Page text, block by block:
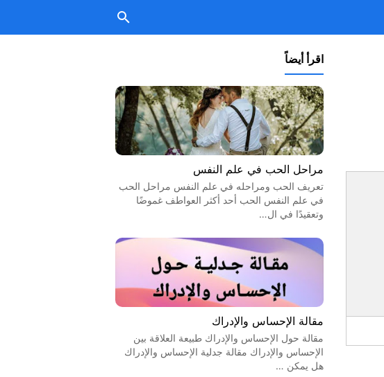
اقرأ أيضاً
مراحل الحب في علم النفس
تعريف الحب ومراحله في علم النفس مراحل الحب
في علم النفس الحب أحد أكثر العواطف غموضًا
وتعقيدًا في ال…
مقالة الإحساس والإدراك
مقالة حول الإحساس والإدراك طبيعة العلاقة بين
الإحساس والإدراك مقالة جدلية الإحساس والإدراك
هل يمكن …